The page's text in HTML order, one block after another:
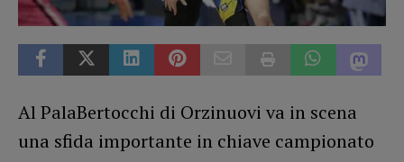
Al PalaBertocchi di Orzinuovi va in scena
una sfida importante in chiave campionato